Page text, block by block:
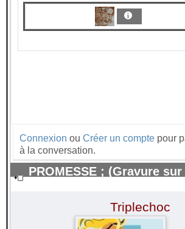
Connexion ou Créer un compte pour
à la conversation.
PROMESSE ; (Gravure
Triplechoc